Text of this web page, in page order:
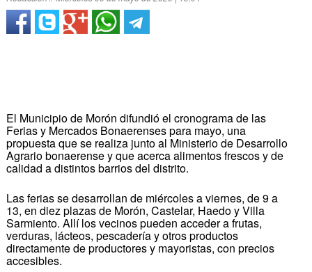
El Municipio de Morón difundió el cronograma de las
Ferias y Mercados Bonaerenses para mayo, una
propuesta que se realiza junto al Ministerio de Desarrollo
Agrario bonaerense y que acerca alimentos frescos y de
calidad a distintos barrios del distrito.
Las ferias se desarrollan de miércoles a viernes, de 9 a
13, en diez plazas de Morón, Castelar, Haedo y Villa
Sarmiento. Allí los vecinos pueden acceder a frutas,
verduras, lácteos, pescadería y otros productos
directamente de productores y mayoristas, con precios
accesibles.